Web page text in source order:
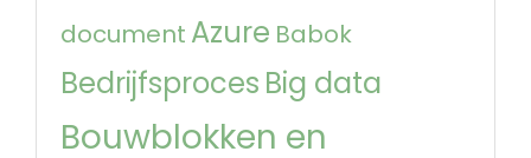
document Azure Babok
Bedrijfsproces Big data
Bouwblokken en